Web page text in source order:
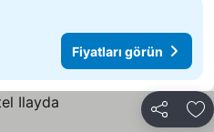
Fiyatları görün
Paylaş